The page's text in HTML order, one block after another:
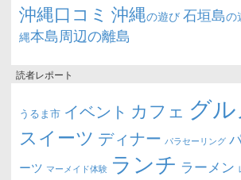
沖縄口コミ 沖縄の遊び 石垣島の
縄本島周辺の離島
読者レポート
うるま市 イベント カフェ グル
スイーツ ディナー パラセーリング
ーツ マーメイド体験 ランチ ラーメン